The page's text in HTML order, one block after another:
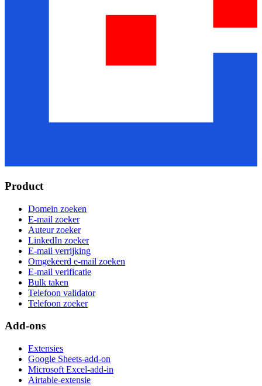
Product
Domein zoeken
E-mail zoeker
Auteur zoeker
LinkedIn zoeker
E-mail verrijking
Omgekeerd e-mail zoeken
E-mail verificatie
Bulk taken
Telefoon validator
Telefoon zoeker
Add-ons
Extensies
Google Sheets-add-on
Microsoft Excel-add-in
Airtable-extensie